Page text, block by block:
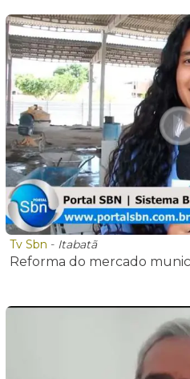
Tv Sbn - Itabatã
Reforma do mercado